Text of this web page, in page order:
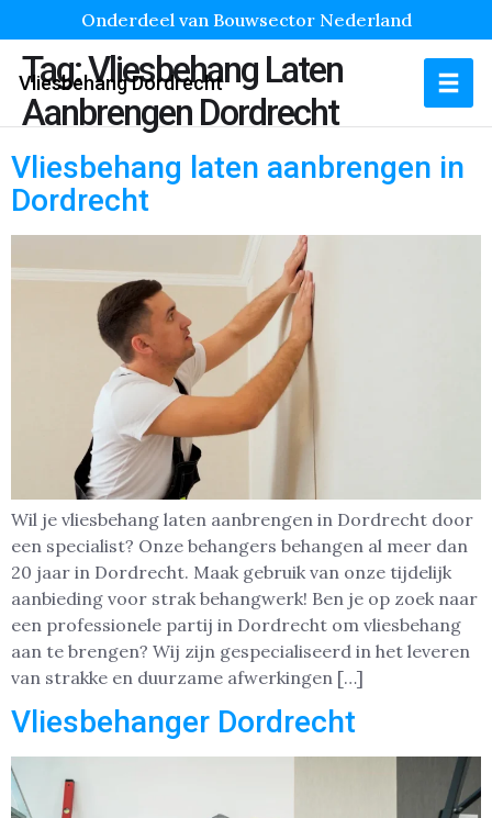
Onderdeel van Bouwsector Nederland
Vliesbehang Dordrecht
Tag:Vliesbehang Laten
Aanbrengen Dordrecht
Vliesbehang laten aanbrengen in
Dordrecht
Wil je vliesbehang laten aanbrengen in Dordrecht door
een specialist? Onze behangers behangen al meer dan
20 jaar in Dordrecht. Maak gebruik van onze tijdelijk
aanbieding voor strak behangwerk! Ben je op zoek naar
een professionele partij in Dordrecht om vliesbehang
aan te brengen? Wij zijn gespecialiseerd in het leveren
van strakke en duurzame afwerkingen […]
Vliesbehanger Dordrecht